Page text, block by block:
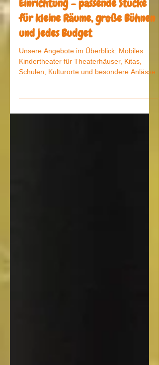
Repetoire
Kindertheater für Ihre
Einrichtung – passende Stücke
für kleine Räume, große Bühnen
und jedes Budget
Kindertheater für Theaterhäuser, Kitas,